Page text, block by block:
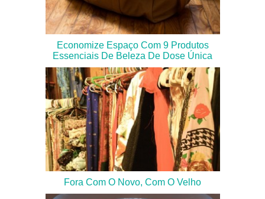
Economize Espaço Com 9 Produtos
Essenciais De Beleza De Dose Única
Fora Com O Novo, Com O Velho